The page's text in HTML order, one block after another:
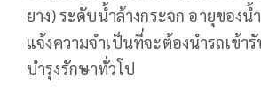
ยาง) ระดับน้ำล้างกระจก อายุของน้
แจ้งความจำเป็นที่จะต้องนำรถเข้า
บำรุงรักษาทั่วโป